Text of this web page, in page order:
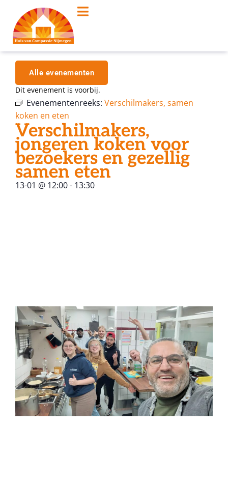
Alle evenementen
Dit evenement is voorbij.
Evenementenreeks: Verschilmakers, samen
koken en eten
Verschilmakers,
jongeren koken voor
bezoekers en gezellig
samen eten
13-01 @ 12:00- 13:30